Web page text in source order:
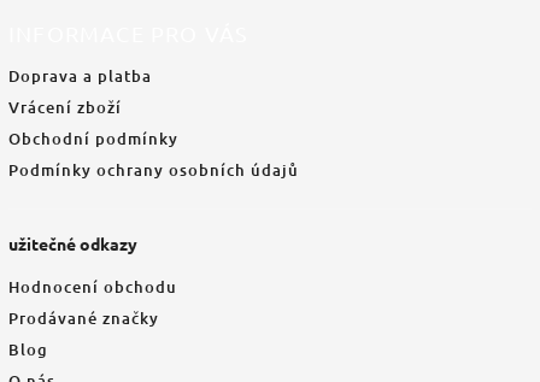
Doprava a platba
Vrácení zboží
Obchodní podmínky
Podmínky ochrany osobních údajů
užitečné odkazy
Hodnocení obchodu
Prodávané značky
Blog